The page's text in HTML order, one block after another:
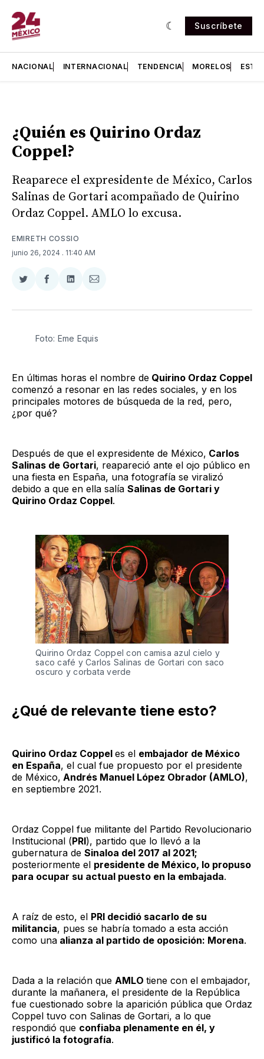
Suscríbete
NACIONAL INTERNACIONAL TENDENCIA MORELOS
¿Quién es Quirino Ordaz
Coppel?
Reaparece el expresidente de México, Carlos
Salinas de Gortari acompañado de Quirino
Ordaz Coppel. AMLO lo excusa.
EMIRETH COSSIO
junio 26, 2024 . 11:40 AM
Compartir
Twitter
Compartir
Facebook
Compartir
LinkedIn
Compartir
Email
Foto: Eme Equis
En últimas horas el nombre de Quirino Ordaz Coppel
comenzó a resonar en las redes sociales, y en los
principales motores de búsqueda de la red, pero,
¿por qué?
Después de que el expresidente de México, Carlos
Salinas de Gortari, reapareció ante el ojo público en
una fiesta en España, una fotografía se viralizó
debido a que en ella salía Salinas de Gortari y
Quirino Ordaz Coppel.
Quirino Ordaz Coppel con camisa azul cielo y
saco café y Carlos Salinas de Gortari con saco
oscuro y corbata verde
¿Qué de relevante tiene esto?
Quirino Ordaz Coppel es el embajador de México
en España, el cual fue propuesto por el presidente
de México, Andrés Manuel López Obrador (AMLO),
en septiembre 2021.
Ordaz Coppel fue militante del Partido Revolucionario
Institucional (PRI), partido que lo llevó a la
gubernatura de Sinaloa del 2017 al 2021;
posteriormente el presidente de México, lo propuso
para ocupar su actual puesto en la embajada.
A raíz de esto, el PRI decidió sacarlo de su
militancia, pues se habría tomado a esta acción
como una alianza al partido de oposición: Morena.
Dada a la relación que AMLO tiene con el embajador,
durante la mañanera, el presidente de la República
fue cuestionado sobre la aparición pública que Ordaz
Coppel tuvo con Salinas de Gortari, a lo que
respondió que confiaba plenamente en él, y
justificó la fotografía.